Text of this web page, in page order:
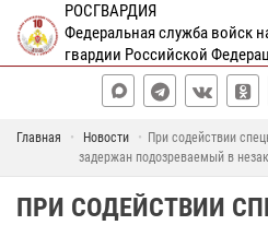
РОСГВАРДИЯ
Федеральная служба войск
гвардии Российской
Главная Новости
При содействии
задержан подозреваемый в
ПРИ СОДЕЙСТВИИ